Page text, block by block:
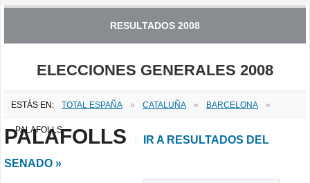
RESULTADOS 2008
ELECCIONES GENERALES 2008
ESTÁS EN: TOTAL ESPAÑA » CATALUÑA » BARCELONA »
PALAFOLLS
PALAFOLLS
IR A RESULTADOS DEL
SENADO »